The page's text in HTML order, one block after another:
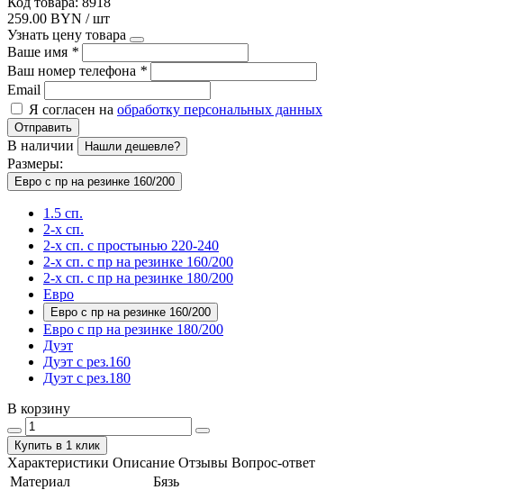
259.00 BYN / шт
Узнать цену товара
Ваше имя *
Ваш номер телефона *
Email
Я согласен на обработку персональных данных
Отправить
В наличии Нашли дешевле?
Размеры:
Евро с пр на резинке 160/200
1.5 сп.
2-х сп.
2-х сп. с простынью 220-240
2-х сп. с пр на резинке 160/200
2-х сп. с пр на резинке 180/200
Евро
Евро с пр на резинке 160/200
Евро с пр на резинке 180/200
Дуэт
Дуэт с рез.160
Дуэт с рез.180
В корзину
Купить в 1 клик
Характеристики Описание Отзывы Вопрос-ответ
Материал
Бязь